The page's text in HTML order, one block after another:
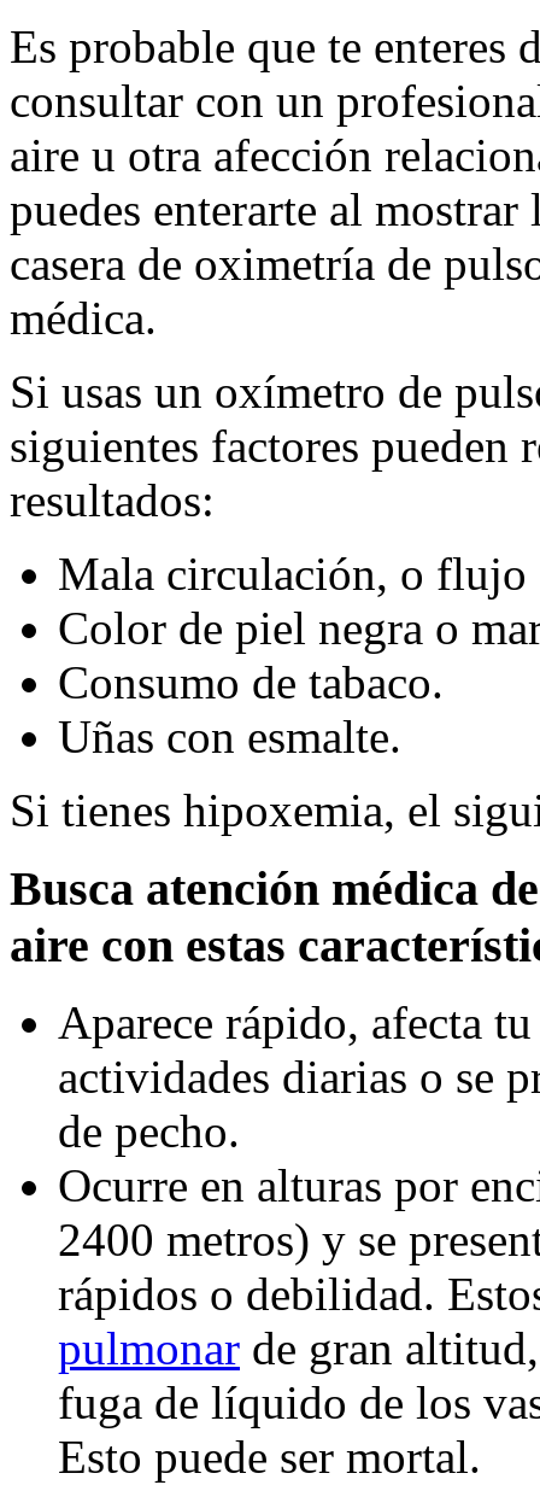
Es probable que te enteres
consultar con un
aire u otra afección
puedes enterarte al
casera de oximetría de
médica.
Si usas un oxímetro de
siguientes factores pueden
resultados:
Mala circulación, o flujo
Color de piel negra o
Consumo de tabaco.
Uñas con esmalte.
Si tienes hipoxemia, el
Busca atención médica
aire con estas
Aparece rápido, afecta
actividades diarias o se
de pecho.
Ocurre en alturas por
2400 metros) y se
rápidos o debilidad.
pulmonar de gran
fuga de líquido de los
Esto puede ser mortal.